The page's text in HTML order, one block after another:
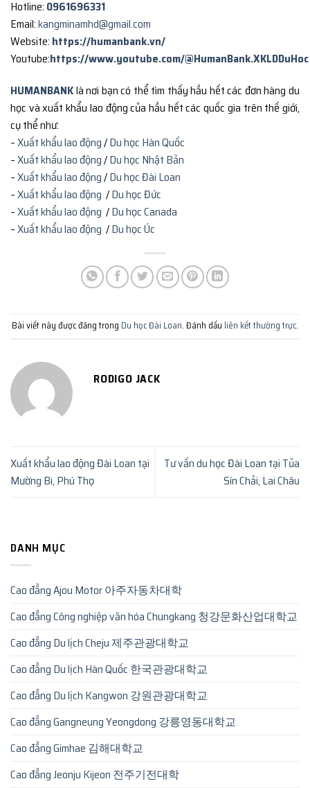
Hotline: 0961696331
Email:kangminamhd@gmail.com
Website: https://humanbank.vn/
Youtube:https://www.youtube.com/@HumanBank.XKLDDuHoc
HUMANBANKlà nơi bạn có thể tìm thấy hầu hết các đơn hàng du
học và xuất khẩu lao động của hầu hết các quốc gia trên thế giới,
cụ thể như:
–Xuất khẩu lao động/Du học Hàn Quốc
–Xuất khẩu lao động/Du học Nhật Bản
–Xuất khẩu lao động/Du học Đài Loan
–Xuất khẩu lao động /Du học Đức
–Xuất khẩu lao động /Du học Canada
–Xuất khẩu lao động /Du học Úc
Bài viết này được đăng trong Du học Đài Loan. Đánh dấu liên kết thường trực.
RODIGO JACK
Xuất khẩu lao động Đài Loan tại
Mường Bi, Phú Thọ
Tư vấn du học Đài Loan tại Tủa
Sín Chải, Lai Châu
DANH MỤC
Cao đẳng Ajou Motor 아주자동차대학
Cao đẳng Công nghiệp văn hóa Chungkang 청강문화산업대학교
Cao đẳng Du lịch Cheju 제주관광대학교
Cao đẳng Du lịch Hàn Quốc 한국관광대학교
Cao đẳng Du lịch Kangwon 강원관광대학교
Cao đẳng Gangneung Yeongdong 강릉영동대학교
Cao đẳng Gimhae 김해대학교
Cao đẳng Jeonju Kijeon 전주기전대학